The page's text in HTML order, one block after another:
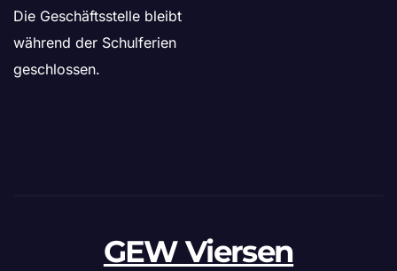
Die Geschäftsstelle bleibt
während der Schulferien
geschlossen.
GEW Viersen